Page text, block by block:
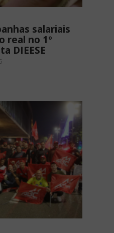
salariais
real no 1º
DIEESE